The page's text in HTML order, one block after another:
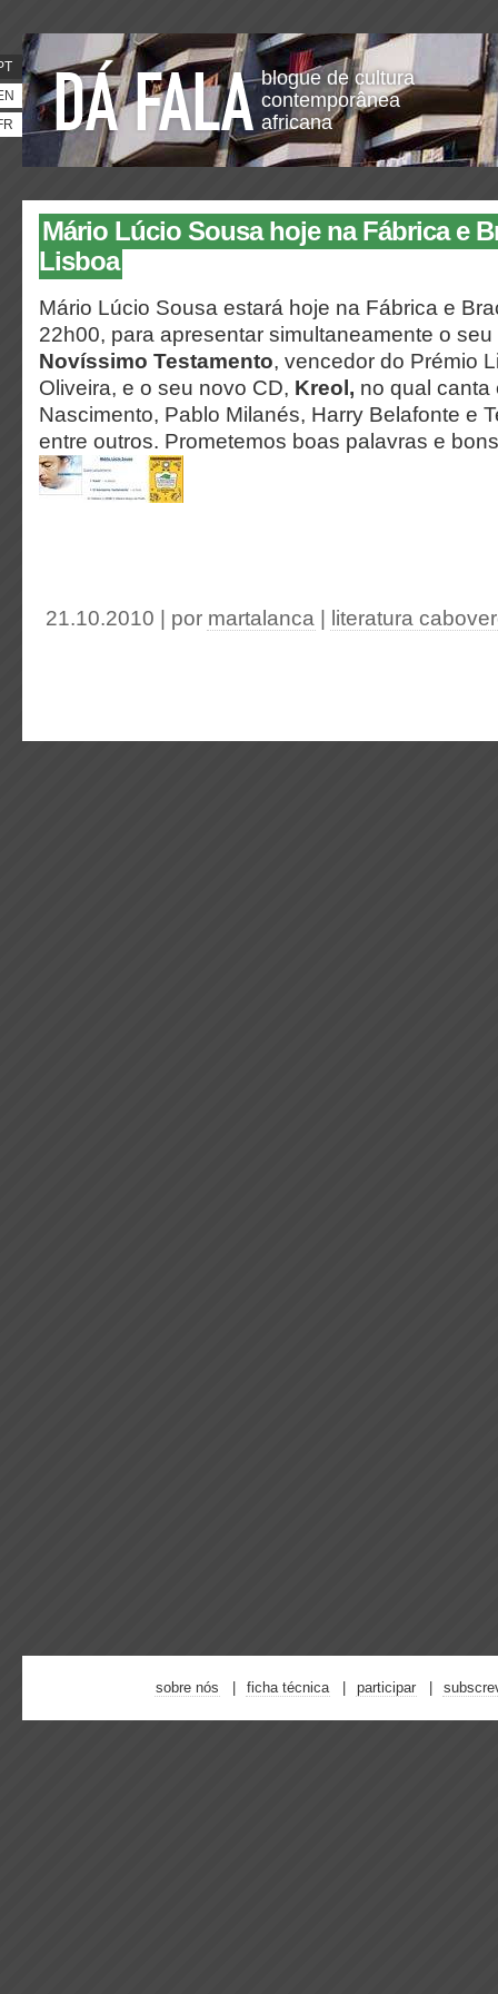
blogue de cultura
contemporânea
africana
Mário Lúcio Sousa hoje na Fábrica e
Lisboa
Mário Lúcio Sousa estará hoje na Fábrica e
22h00, para apresentar simultaneamente o
Novíssimo Testamento, vencedor do Prémio
Oliveira, e o seu novo CD, Kreol, no qual canta
Nascimento, Pablo Milanés, Harry Belafonte e
entre outros. Prometemos boas palavras e
21.10.2010 | por martalanca literatura
sobre nós ficha técnica participar